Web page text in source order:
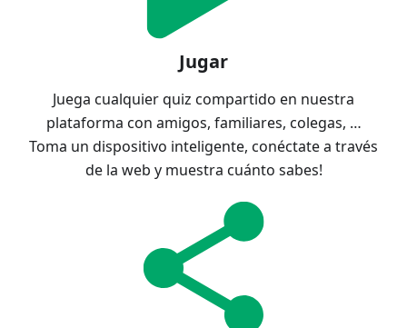
Jugar
Juega cualquier quiz compartido en nuestra
plataforma con amigos, familiares, colegas, …
Toma un dispositivo inteligente, conéctate a través
de la web y muestra cuánto sabes!